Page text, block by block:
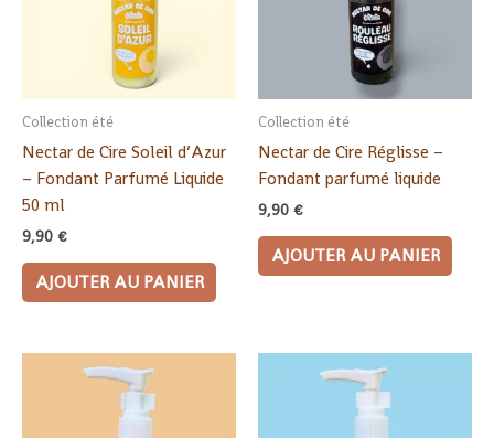
Collection été
Nectar de Cire Soleil d’Azur
– Fondant Parfumé Liquide
50 ml
9,90 €
AJOUTER AU PANIER
Collection été
Nectar de Cire Réglisse –
Fondant parfumé liquide
9,90 €
AJOUTER AU PANIER